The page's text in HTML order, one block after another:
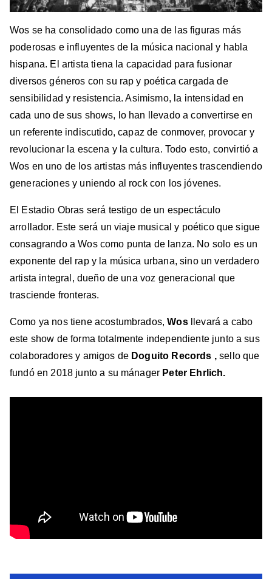
Wos se ha consolidado como una de las figuras más
poderosas e influyentes de la música nacional y habla
hispana. El artista tiena la capacidad para fusionar
diversos géneros con su rap y poética cargada de
sensibilidad y resistencia. Asimismo, la intensidad en
cada uno de sus shows, lo han llevado a convertirse en
un referente indiscutido, capaz de conmover, provocar y
revolucionar la escena y la cultura. Todo esto, convirtió a
Wos en uno de los artistas más influyentes trascendiendo
generaciones y uniendo al rock con los jóvenes.
El Estadio Obras será testigo de un espectáculo
arrollador. Este será un viaje musical y poético que sigue
consagrando a Wos como punta de lanza. No solo es un
exponente del rap y la música urbana, sino un verdadero
artista integral, dueño de una voz generacional que
trasciende fronteras.
Como ya nos tiene acostumbrados,Wosllevará a cabo
este show de forma totalmente independiente junto a sus
colaboradores y amigos de Doguito Records ,sello que
fundó en 2018 junto a su mánager Peter Ehrlich.